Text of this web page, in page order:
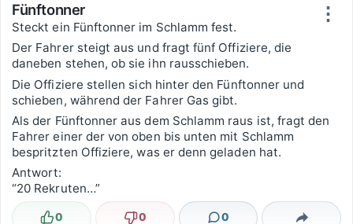
⋮
Fünftonner
Steckt ein Fünftonner im Schlamm fest.
Der Fahrer steigt aus und fragt fünf Offiziere, die
daneben stehen, ob sie ihn rausschieben.
Die Offiziere stellen sich hinter den Fünftonner und
schieben, während der Fahrer Gas gibt.
Als der Fünftonner aus dem Schlamm raus ist, fragt den
Fahrer einer der von oben bis unten mit Schlamm
bespritzten Offiziere, was er denn geladen hat.
Antwort:
“20 Rekruten…”
Lustig
0 Nicht lustig
0 0
Kommentare Teilen